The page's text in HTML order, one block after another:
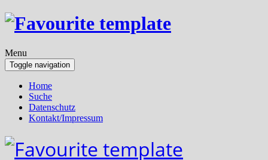
Menu
Toggle navigation
Home
Suche
Datenschutz
Kontakt/Impressum